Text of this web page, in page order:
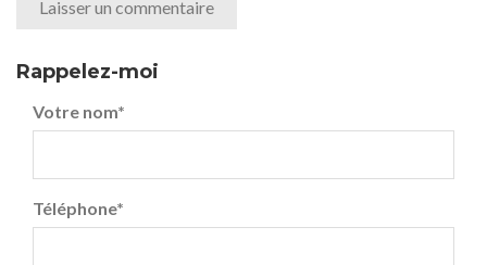
Rappelez-moi
Votre nom*
Téléphone*